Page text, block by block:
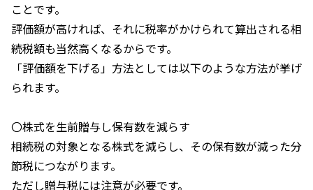
ことです。
評価額が高ければ、それに税率がかけられて算出される相
続税額も当然高くなるからです。
「評価額を下げる」方法としては以下のような方法が挙げ
られます。
〇株式を生前贈与し保有数を減らす
相続税の対象となる株式を減らし、その保有数が減った分
節税につながります。
ただし贈与税には注意が必要です。